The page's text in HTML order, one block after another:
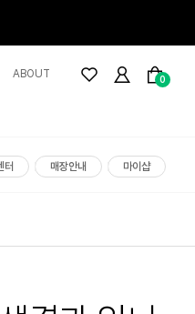
ABOUT 0
터 매장안내 마이샵